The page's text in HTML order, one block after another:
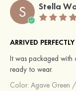
S Stella
ARRIVED PERFECTLY
It was packaged with
ready to wear.
Color: Agave Green /